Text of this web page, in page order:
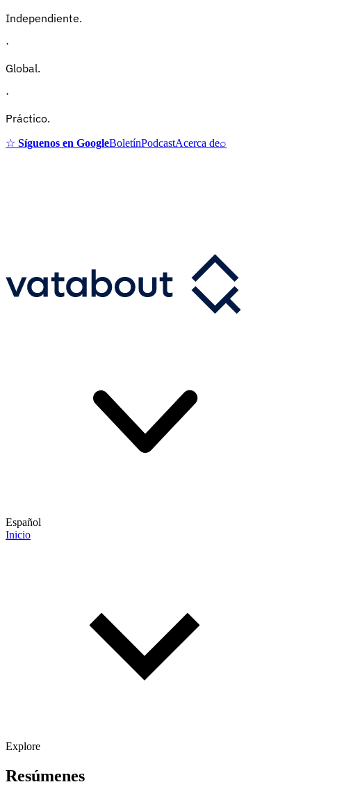
Independiente.
·
Global.
·
Práctico.
☆ Síguenos en GoogleBoletínPodcastAcerca de⌕
Español
Inicio
Explore
Resúmenes